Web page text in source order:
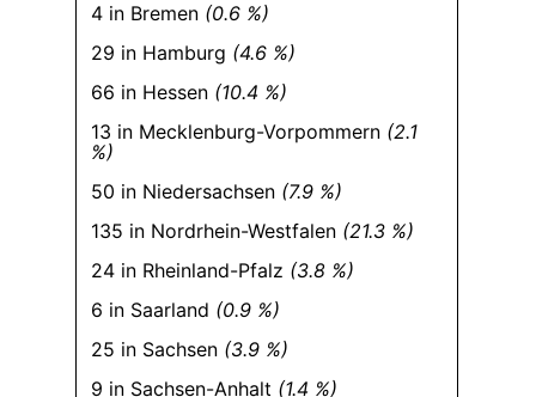
4 in Bremen (0.6 %)
29 in Hamburg (4.6 %)
66 in Hessen (10.4 %)
13 in Mecklenburg-Vorpommern (2.1
%)
50 in Niedersachsen (7.9 %)
135 in Nordrhein-Westfalen (21.3 %)
24 in Rheinland-Pfalz (3.8 %)
6 in Saarland (0.9 %)
25 in Sachsen (3.9 %)
9 in Sachsen-Anhalt (1.4 %)